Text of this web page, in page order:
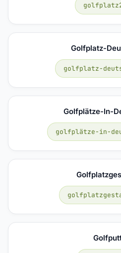
Golfplatz-
golfplatz-
Golfplätze-In-
golfplätze-in-